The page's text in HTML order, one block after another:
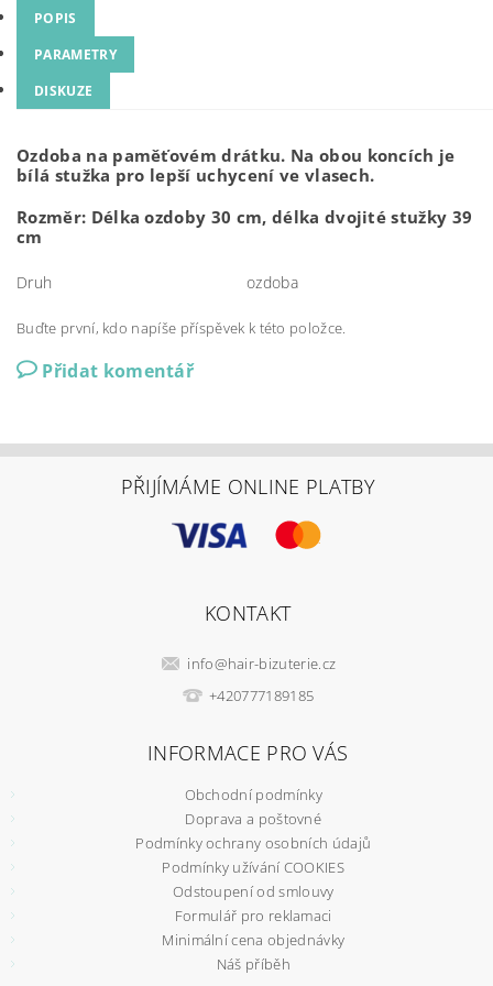
POPIS
PARAMETRY
DISKUZE
Ozdoba na paměťovém drátku. Na obou koncích je
bílá stužka pro lepší uchycení ve vlasech.
Rozměr: Délka ozdoby 30 cm, délka dvojité stužky 39
cm
Druh ozdoba
Buďte první, kdo napíše příspěvek k této položce.
Přidat komentář
PŘIJÍMÁME ONLINE PLATBY
KONTAKT
info@hair-bizuterie.cz
+420777189185
INFORMACE PRO VÁS
Obchodní podmínky
Doprava a poštovné
Podmínky ochrany osobních údajů
Podmínky užívání COOKIES
Odstoupení od smlouvy
Formulář pro reklamaci
Minimální cena objednávky
Náš příběh